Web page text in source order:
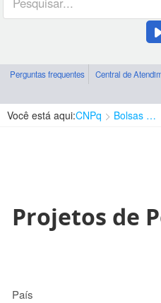
Perguntas frequentes Central de
Você está aqui:CNPq Bolsas e Auxílios Vigentes
Projetos de
País